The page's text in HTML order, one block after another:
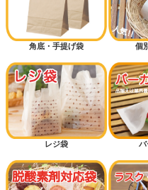
角底・手提げ袋 個
レジ袋